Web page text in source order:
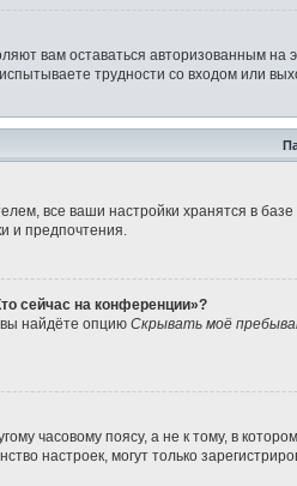
вам оставаться авторизованным
трудности со входом или
все ваши настройки хранятся в
и предпочтения.
сейчас на конференции»?
найдёте опцию Скрывать моё
часовому поясу, а не к тому, в
настроек, могут только